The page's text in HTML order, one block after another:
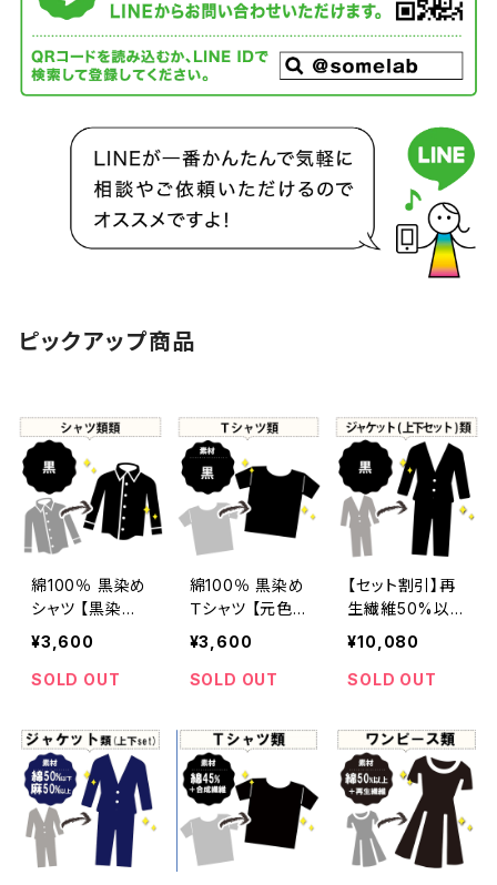
ピックアップ商品
綿100％ 黒染め
シャツ 【黒染め
に変更 元色：
ブラウン】 -染め
直し[漆黒 - Bla
¥3,600
SOLD OUT
綿100％ 黒染め
Ｔシャツ 【元色：
ブラウン】 -染め
直し[漆黒 - Bla
ck]409-0138
¥3,600
SOLD OUT
【セット割引】再
生繊維50%以
上+合成繊維 黒
染め ジャケット
(上下セット)
[漆黒 - Black]
402-0047
¥10,080
SOLD OUT